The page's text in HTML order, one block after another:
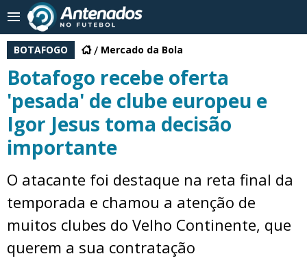
BOTAFOGO Mercado da Bola
Botafogo recebe oferta
'pesada' de clube europeu e
Igor Jesus toma decisão
importante
O atacante foi destaque na reta final da
temporada e chamou a atenção de
muitos clubes do Velho Continente, que
querem a sua contratação